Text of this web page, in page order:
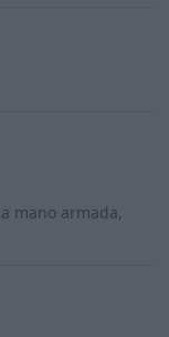
mano armada,